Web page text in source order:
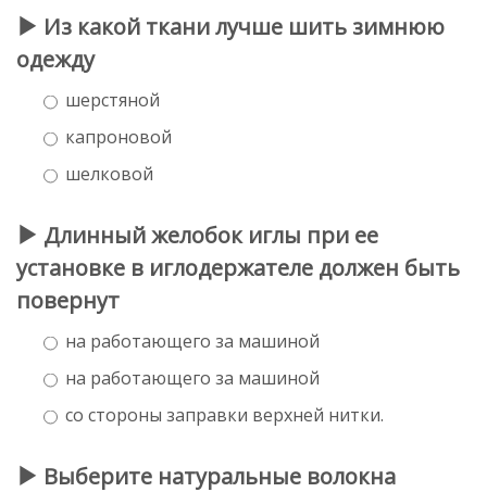
Из какой ткани лучше шить зимнюю
одежду
шерстяной
капроновой
шелковой
Длинный желобок иглы при ее
установке в иглодержателе должен быть
повернут
на работающего за машиной
на работающего за машиной
со стороны заправки верхней нитки.
Выберите натуральные волокна